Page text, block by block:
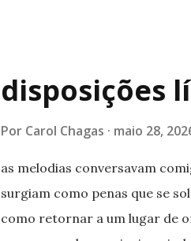
amarem tanto quanto eu
mesmo se assistir o filme haha
ouvir uma música). Lily Allen -
disposições
Por Carol Chagas maio 28,
as melodias conversavam
surgiam como penas que se
como retornar a um lugar de